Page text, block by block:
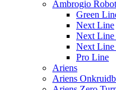
Ambrogio Robot
Green
Next Line
Next
Next
Pro Line
Ariens
Ariens